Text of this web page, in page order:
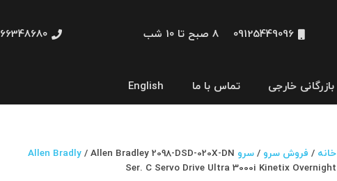
09125449096 8 صبح تا 10 شب 66348680 – 66348660
بازرگانی خارجی تماس با ما English
خانه / فروش سرو / سرو Allen Bradly / Allen Bradley 2098-DSD-020X-DN
Ser. C Servo Drive Ultra 3000i Kinetix Overnight